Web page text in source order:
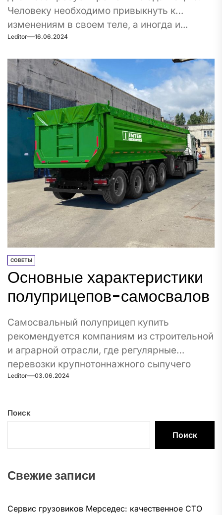
Человеку необходимо привыкнуть к
изменениям в своем теле, а иногда и...
Leditor 16.06.2024
СОВЕТЫ
Основные характеристики
полуприцепов-самосвалов
Самосвальный полуприцеп купить
рекомендуется компаниям из строительной
и аграрной отрасли, где регулярные
перевозки крупнотоннажного сыпучего
груза являются обыкновенной нормой.
Leditor 03.06.2024
Поиск
Поиск
Свежие записи
Сервис грузовиков Мерседес: качественное СТО